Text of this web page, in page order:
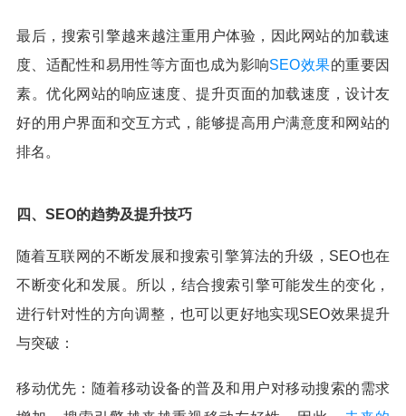
最后，搜索引擎越来越注重用户体验，因此网站的加载速
度、适配性和易用性等方面也成为影响SEO效果的重要因
素。优化网站的响应速度、提升页面的加载速度，设计友
好的用户界面和交互方式，能够提高用户满意度和网站的
排名。
四、SEO的趋势及提升技巧
随着互联网的不断发展和搜索引擎算法的升级，SEO也在
不断变化和发展。所以，结合搜索引擎可能发生的变化，
进行针对性的方向调整，也可以更好地实现SEO效果提升
与突破：
移动优先：随着移动设备的普及和用户对移动搜索的需求